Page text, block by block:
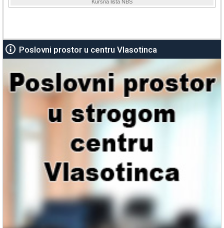
Poslovni prostor u centru Vlasotinca